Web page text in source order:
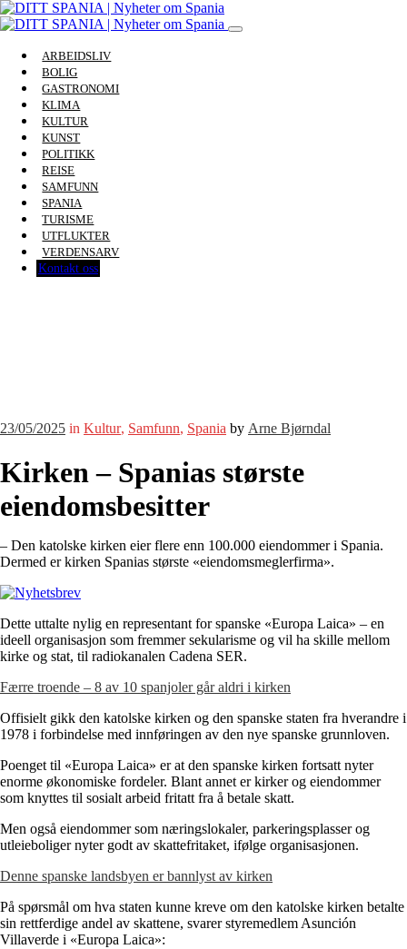
ARBEIDSLIV
BOLIG
GASTRONOMI
KLIMA
KULTUR
KUNST
POLITIKK
REISE
SAMFUNN
SPANIA
TURISME
UTFLUKTER
VERDENSARV
Kontakt oss
23/05/2025 in Kultur, Samfunn, Spania by Arne Bjørndal
Kirken – Spanias største
eiendomsbesitter
– Den katolske kirken eier flere enn 100.000 eiendommer i Spania.
Dermed er kirken Spanias største «eiendomsmeglerfirma».
Dette uttalte nylig en representant for spanske «Europa Laica» – en
ideell organisasjon som fremmer sekularisme og vil ha skille mellom
kirke og stat, til radiokanalen Cadena SER.
Færre troende – 8 av 10 spanjoler går aldri i kirken
Offisielt gikk den katolske kirken og den spanske staten fra hverandre i
1978 i forbindelse med innføringen av den nye spanske grunnloven.
Poenget til «Europa Laica» er at den spanske kirken fortsatt nyter
enorme økonomiske fordeler. Blant annet er kirker og eiendommer
som knyttes til sosialt arbeid fritatt fra å betale skatt.
Men også eiendommer som næringslokaler, parkeringsplasser og
utleieboliger nyter godt av skattefritaket, ifølge organisasjonen.
Denne spanske landsbyen er bannlyst av kirken
På spørsmål om hva staten kunne kreve om den katolske kirken betalte
sin rettferdige andel av skattene, svarer styremedlem Asunción
Villaverde i «Europa Laica»: